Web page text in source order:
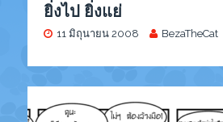
ยิ่งไป ยิ่งแย่
11 มิถุนายน 2008 BezaTheCat